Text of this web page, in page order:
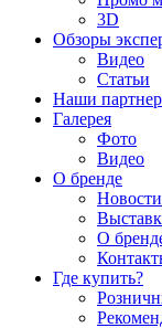
3D
Обзоры
Видео
Статьи
Наши
Галерея
Фото
Видео
О бренде
Новости
О
Где купить?